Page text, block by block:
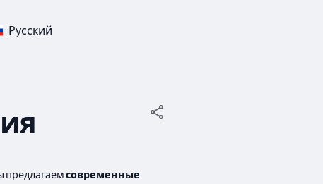
Русский
предлагаемсовременные